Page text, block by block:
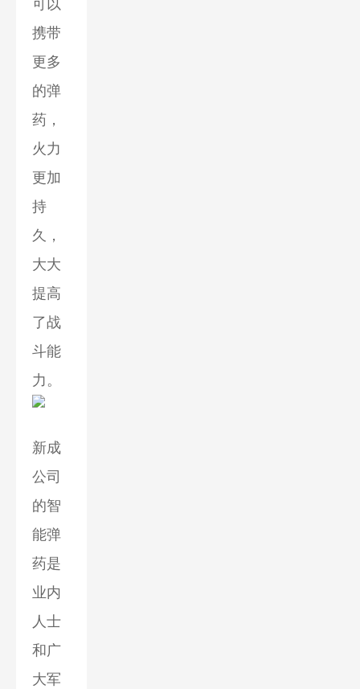
可以
携带
更多
的弹
药，
火力
更加
持
久，
大大
提高
了战
斗能
力。
新成
公司
的智
能弹
药是
业内
人士
和广
大军